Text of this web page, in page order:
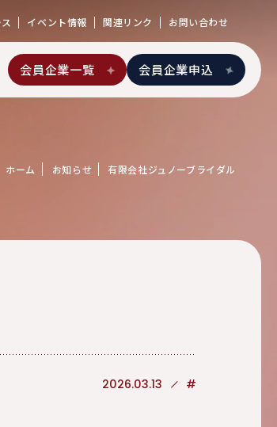
イベント情報 関連リンク お問い合わせ
会員企業一覧 会員企業申込
ホーム お知らせ 有限会社ジュノーブライダル
2026.03.13 #